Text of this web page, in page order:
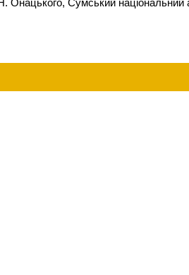
Онацького, Сумський національний